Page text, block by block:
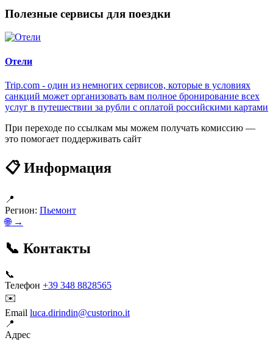
Полезные сервисы для поездки
Отели
Trip.com - один из немногих сервисов, которые в условиях
санкций может организовать вам полное бронирование всех
услуг в путешествии за рубли с оплатой российскими картами
При переходе по ссылкам мы можем получать комиссию —
это помогает поддерживать сайт
📋 Информация
📍
Регион: Пьемонт
🌐 →
📞 Контакты
📞
Телефон +39 348 8828565
✉️
Email luca.dirindin@custorino.it
📍
Адрес